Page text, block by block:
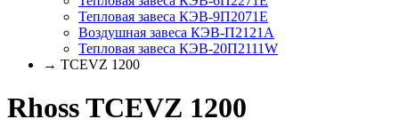
Тепловая завеса КЭВ-9П2071E
Воздушная завеса КЭВ-П2121A
Тепловая завеса КЭВ-20П2111W
→ TCEVZ 1200
Rhoss TCEVZ 1200